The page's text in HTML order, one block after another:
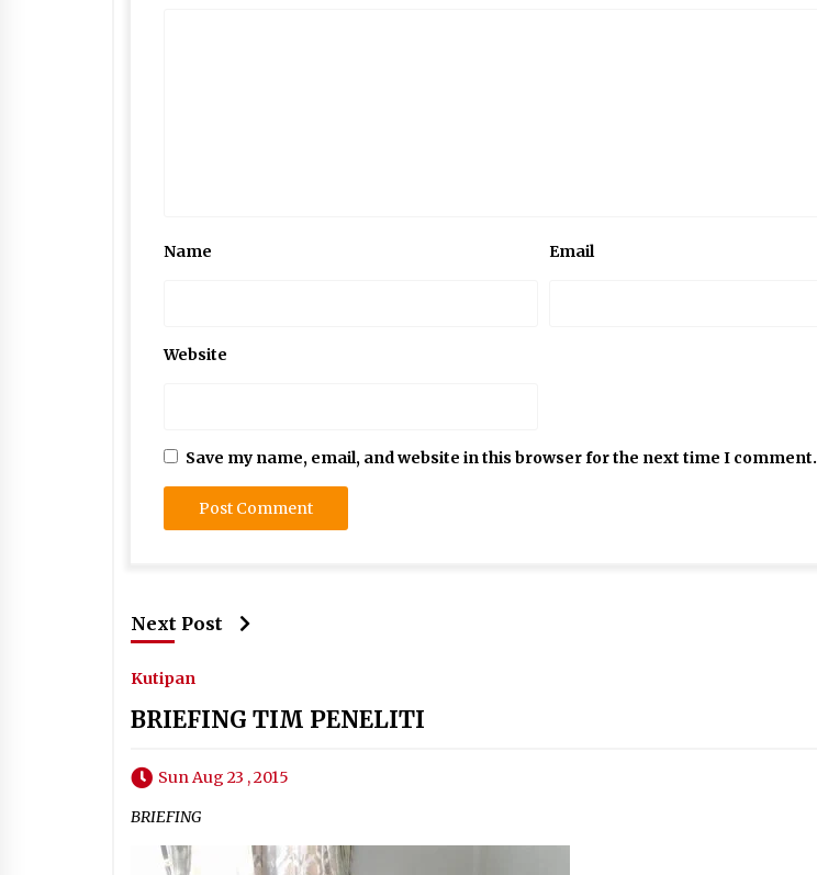
Name Email
Website
Save my name, email, and website in this browser for the next time I comment.
Next Post
Kutipan
BRIEFING TIM PENELITI
Sun Aug 23 , 2015
BRIEFING